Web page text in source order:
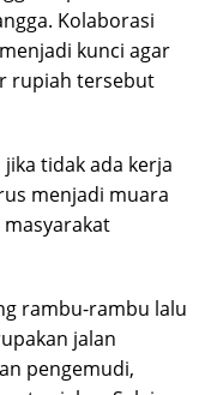
Kolaborasi
kunci agar
rupiah tersebut
tidak ada kerja
menjadi muara
rambu-rambu lalu
jalan
pengemudi,